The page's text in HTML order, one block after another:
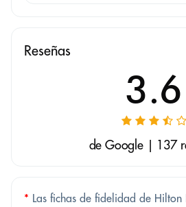
Reseñas
3.6
de Google | 137
* Las fichas de fidelidad de